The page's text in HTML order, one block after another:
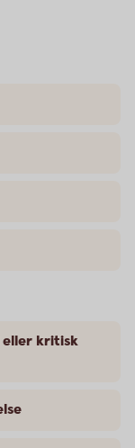
eller kritisk